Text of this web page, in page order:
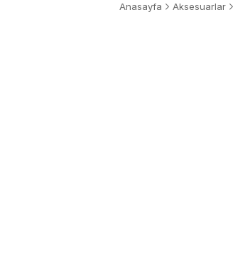
Anasayfa Aksesuarlar